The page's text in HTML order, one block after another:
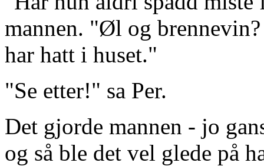
mannen. "Øl og
har hatt i huset."
"Se etter!" sa Per.
Det gjorde mannen - jo
og så ble det vel glede på